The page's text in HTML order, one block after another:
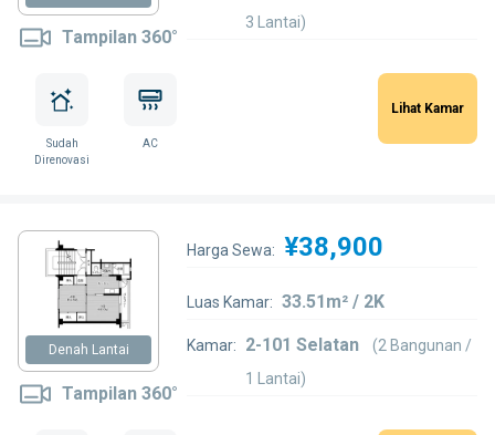
Tampilan 360°
3 Lantai)
Sudah
Direnovasi
AC
Lihat Kamar
Denah Lantai
Tampilan 360°
Harga Sewa: ¥38,900
Luas Kamar: 33.51m² / 2K
Kamar: 2-101 Selatan
(2 Bangunan /
1 Lantai)